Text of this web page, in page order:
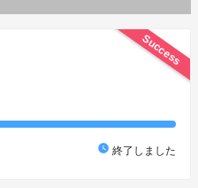
Success
watch_later 終了しました